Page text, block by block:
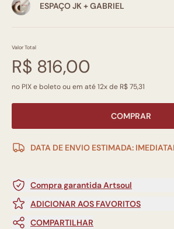
ESPAÇO JK + GABRIEL
Valor Total
R$ 816,00
no PIX e boleto ou em até 12x de R$ 75,31
COMPRAR
DATA DE ENVIO ESTIMADA:
Compra garantida Artsoul
ADICIONAR AOS FAVORITOS
COMPARTILHAR